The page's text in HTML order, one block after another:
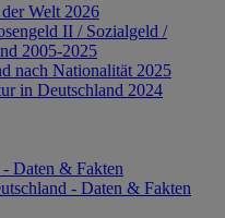
Welt 2026
II / Sozialgeld /
2005-2025
nach Nationalität 2025
in Deutschland 2024
Daten & Fakten
- Daten & Fakten